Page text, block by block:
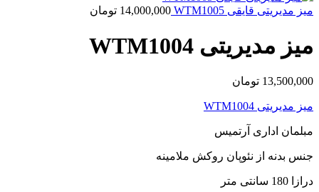
میز مدیریتی قایقی WTM1005 14,000,000 تومان
میز مدیریتی WTM1004
13,500,000 تومان
میز مدیریتی WTM1004
مبلمان اداری آرتمیس
جنس بدنه از نئوپان روکش ملامینه
درازا 180 سانتی متر